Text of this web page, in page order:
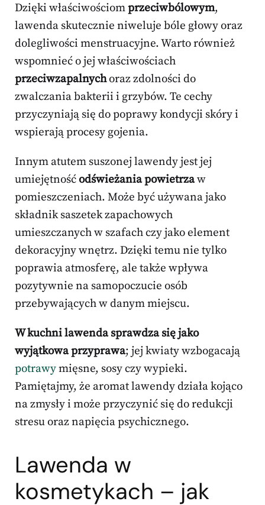
Dzięki właściwościomprzeciwbólowym,
lawenda skutecznie niweluje bóle głowy oraz
dolegliwości menstruacyjne. Warto również
wspomnieć o jej właściwościach
przeciwzapalnychoraz zdolności do
zwalczania bakterii i grzybów. Te cechy
przyczyniają się do poprawy kondycji skóry i
wspierają procesy gojenia.
Innym atutem suszonej lawendy jest jej
umiejętnośćodświeżania powietrzaw
pomieszczeniach. Może być używana jako
składnik saszetek zapachowych
umieszczanych w szafach czy jako element
dekoracyjny wnętrz. Dzięki temu nie tylko
poprawia atmosferę, ale także wpływa
pozytywnie na samopoczucie osób
przebywających w danym miejscu.
W kuchni lawenda sprawdza się jako
wyjątkowa przyprawa; jej kwiaty wzbogacają
potrawymięsne, sosy czy wypieki.
Pamiętajmy, że aromat lawendy działa kojąco
na zmysły i może przyczynić się do redukcji
stresu oraz napięcia psychicznego.
Lawenda w
kosmetykach – jak